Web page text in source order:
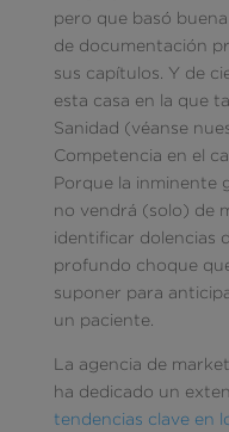
pero que basó
de documentación
sus capítulos. Y de
esta casa en la que
Sanidad (véanse
Competencia en el
Porque la inminente
no vendrá (solo) de
identificar dolencias
profundo choque
suponer para
un paciente.
La agencia de
ha dedicado un
tendencias clave en